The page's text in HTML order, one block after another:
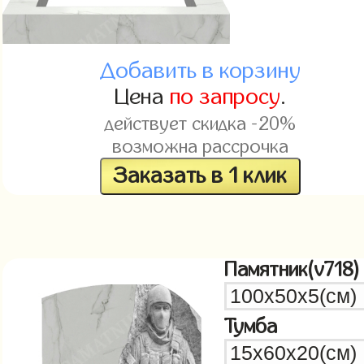
Добавить в корзину
Цена по запросу.
действует скидка -20%
возможна рассрочка
Заказать в 1 клик
Памятник(v718)
Тумба